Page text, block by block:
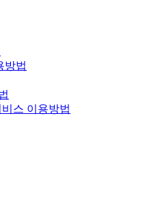
방법
스 이용방법